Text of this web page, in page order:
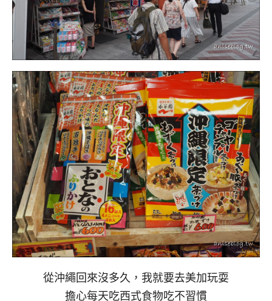
從沖繩回來沒多久，我就要去美加玩耍
擔心每天吃西式食物吃不習慣